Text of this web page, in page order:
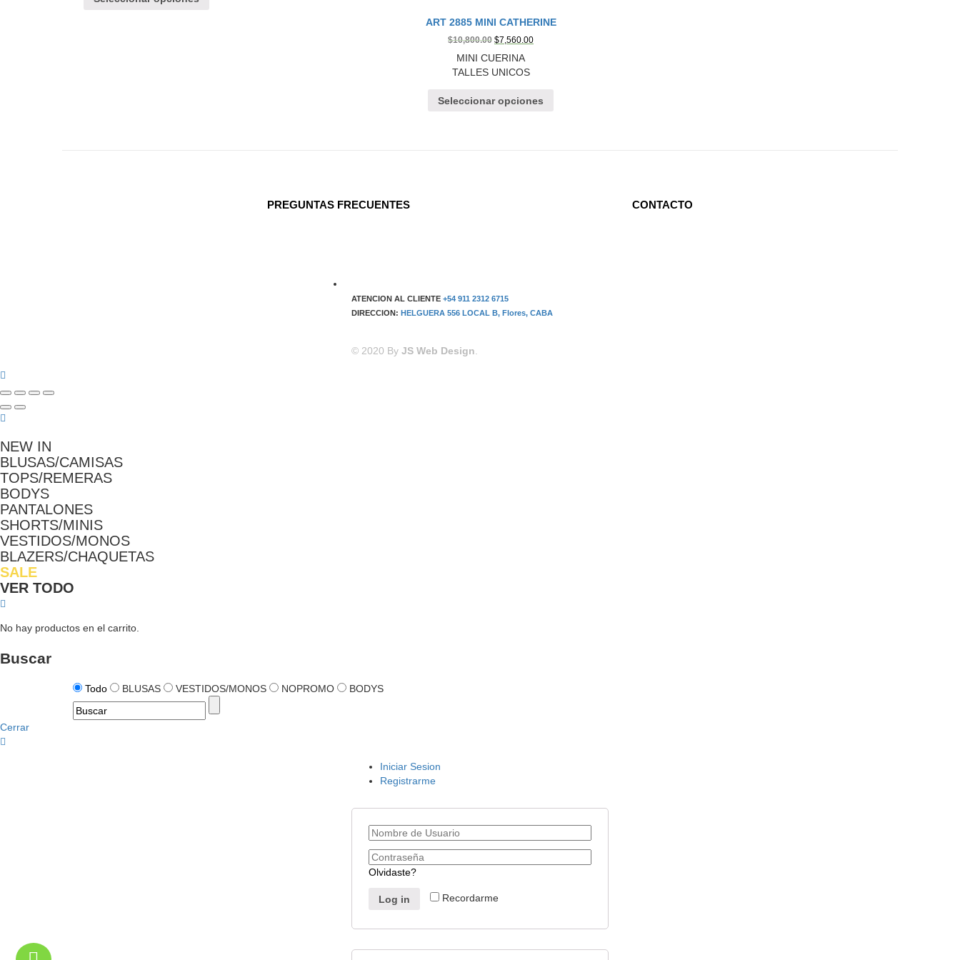
ART 2885 MINI CATHERINE
$10,800.00 $7,560.00
MINI CUERINA
TALLES UNICOS
Seleccionar opciones
PREGUNTAS FRECUENTES CONTACTO
ATENCION AL CLIENTE +54 911 2312 6715
DIRECCION: HELGUERA 556 LOCAL B, Flores, CABA
© 2020 By JS Web Design
NEW IN
BLUSAS/CAMISAS
TOPS/REMERAS
BODYS
PANTALONES
SHORTS/MINIS
VESTIDOS/MONOS
BLAZERS/CHAQUETAS
SALE
VER TODO
No hay productos en el carrito.
Buscar
Todo BLUSAS VESTIDOS/MONOS NOPROMO BODYS
Cerrar
Iniciar Sesion
Registrarme
Olvidaste?
Recordarme
Log in